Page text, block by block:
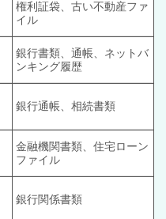
権利証袋、古い不動産ファ
イル
銀行書類、通帳、ネットバ
ンキング履歴
銀行通帳、相続書類
金融機関書類、住宅ローン
ファイル
銀行関係書類